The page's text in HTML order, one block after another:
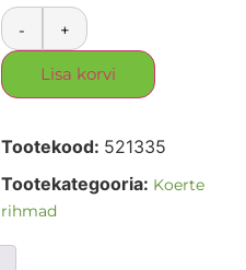
- +
Lisa korvi
Tootekood: 521335
Tootekategooria: Koerte
rihmad